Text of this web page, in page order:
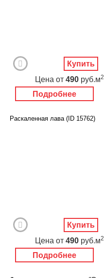
Подробнее
Цена от 490 руб.м2
Купить
Раскаленная лава (ID 15762)
Подробнее
Цена от 490 руб.м2
Купить